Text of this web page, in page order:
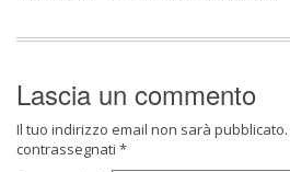
Lascia un commento
Il tuo indirizzo email non sarà pubblicato.
contrassegnati *